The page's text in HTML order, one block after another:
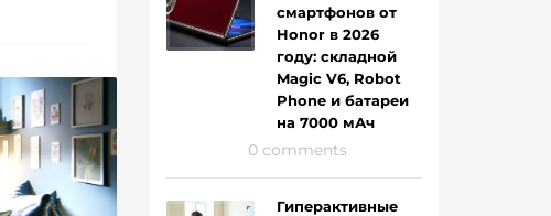
смартфонов от
Honor в 2026
году: складной
Magic V6, Robot
Phone и батареи
на 7000 мАч
0 comments
Гиперактивные